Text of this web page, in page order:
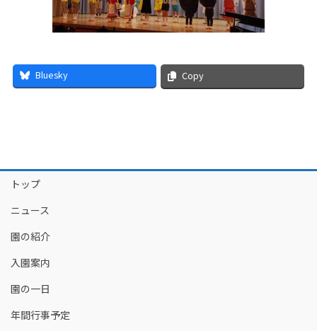
Bluesky Copy
トップ
ニュース
園の紹介
入園案内
園の一日
年間行事予定